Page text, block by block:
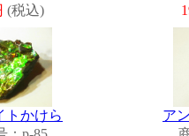
(税込)
トかけら
ア